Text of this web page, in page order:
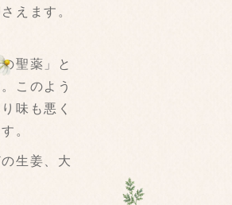
えます。
聖薬」と
このよう
味も悪く
。
生姜、大